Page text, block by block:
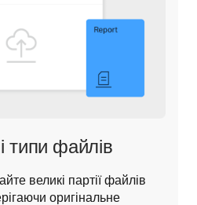
типи файлів
великі партії файлів
оригінальне